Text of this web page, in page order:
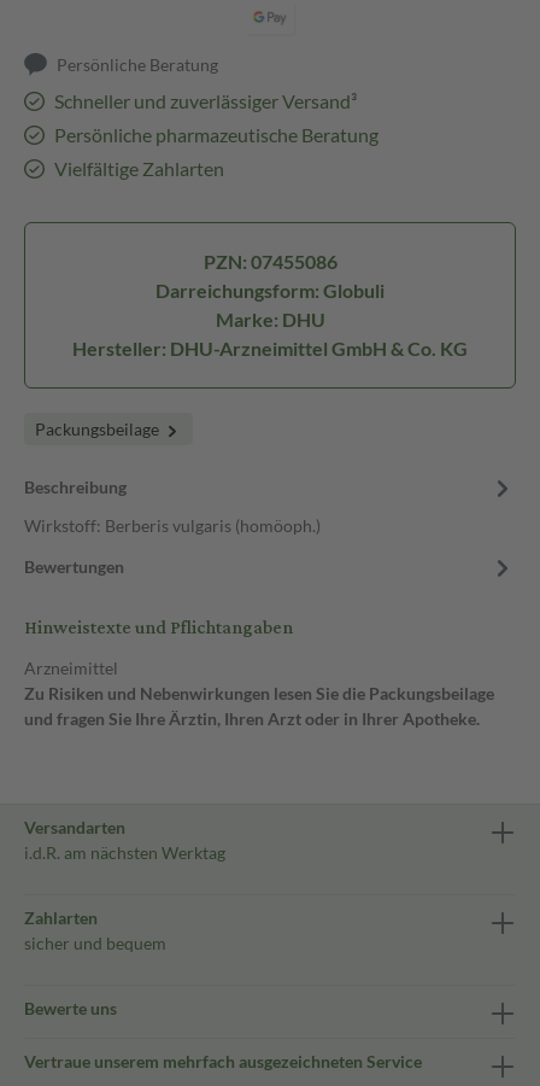
Persönliche Beratung
Schneller und zuverlässiger Versand³
Persönliche pharmazeutische Beratung
Vielfältige Zahlarten
PZN: 07455086
Darreichungsform: Globuli
Marke: DHU
Hersteller: DHU-Arzneimittel GmbH & Co. KG
Packungsbeilage
Beschreibung
Wirkstoff: Berberis vulgaris (homöoph.)
Bewertungen
Hinweistexte und Pflichtangaben
Arzneimittel
Zu Risiken und Nebenwirkungen lesen Sie die Packungsbeilage
und fragen Sie Ihre Ärztin, Ihren Arzt oder in Ihrer Apotheke.
Versandarten
i.d.R. am nächsten Werktag
Zahlarten
sicher und bequem
Bewerte uns
Vertraue unserem mehrfach ausgezeichneten Service